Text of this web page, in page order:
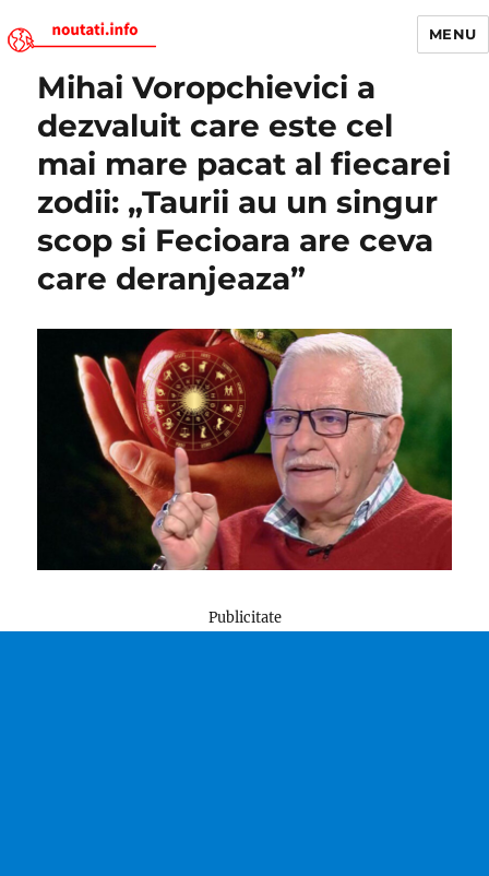
Noutati.Info
MENU
Mihai Voropchievici a
dezvaluit care este cel
mai mare pacat al fiecarei
zodii: „Taurii au un singur
scop si Fecioara are ceva
care deranjeaza”
Publicitate